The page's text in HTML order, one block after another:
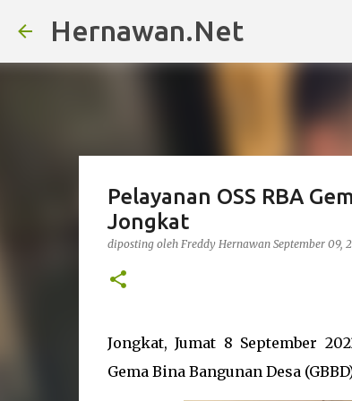
Hernawan.Net
Pelayanan OSS RBA
Jongkat
diposting oleh Freddy Hernawan September 09,
Jongkat, Jumat 8 September
Gema Bina Bangunan Desa